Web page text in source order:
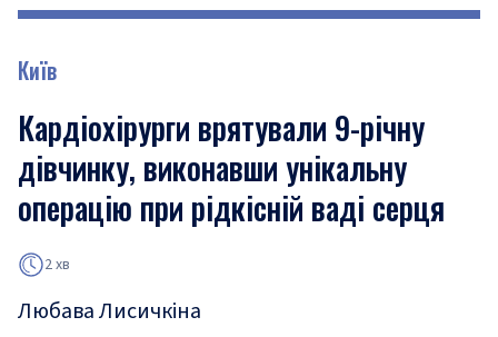
Київ
Кардіохірурги врятували 9-річну
дівчинку, виконавши унікальну
операцію при рідкісній ваді серця
2 хв
Любава Лисичкіна